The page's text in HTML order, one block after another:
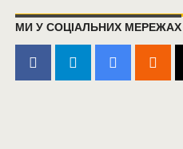
МИ У СОЦІАЛЬНИХ МЕРЕЖАХ